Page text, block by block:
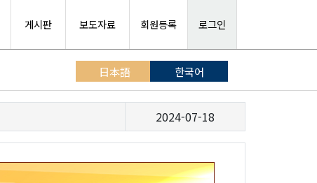
게시판 보도자료 회원등록 로그인
日本語 한국어
2024-07-18